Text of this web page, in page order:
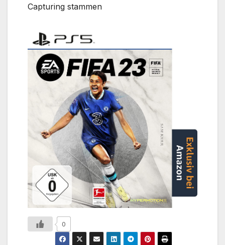
Capturing stammen
0